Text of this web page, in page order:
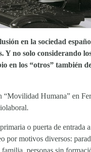
en la sociedad
Y no solo considerando
los “otros” también
“Movilidad Humana” en
o puerta de entrada
por motivos diversos:
personas sin